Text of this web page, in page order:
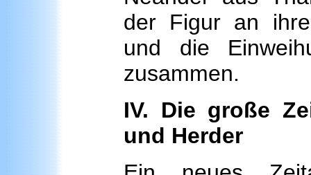
der Figur an
und die
zusammen.
IV. Die große
und Herder